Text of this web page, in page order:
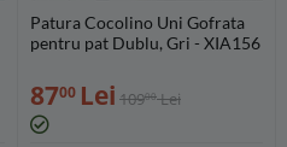
Patura Cocolino Uni Gofrata
pentru pat Dublu, Gri - XIA156
8700 Lei 10900 Lei